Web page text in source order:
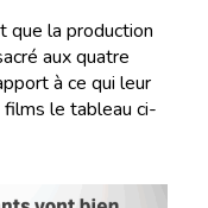
que la production
aux quatre
à ce qui leur
le tableau ci-